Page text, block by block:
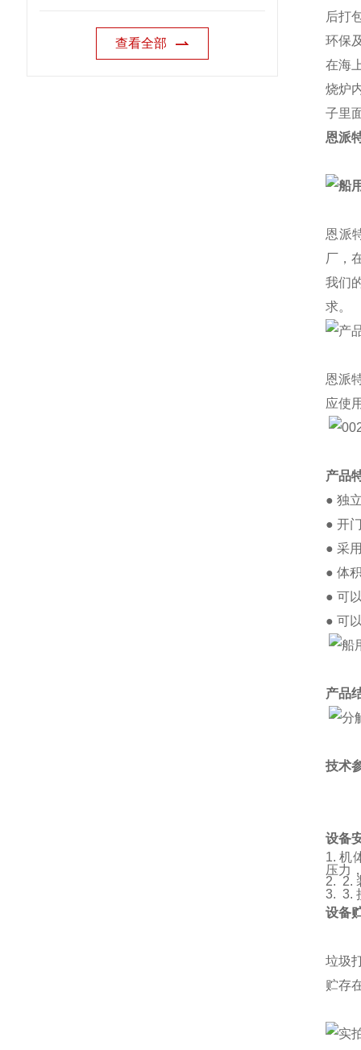
查看全部
后打
环保
在海
烧炉
子里
恩派
恩派
厂，
我们
求。
恩派
应使
产品
● 独
● 开
● 采
● 体
● 可
● 可
产品
技术
设备
1. 机
压力
2. 2.
3. 3.
设备
垃圾
贮存